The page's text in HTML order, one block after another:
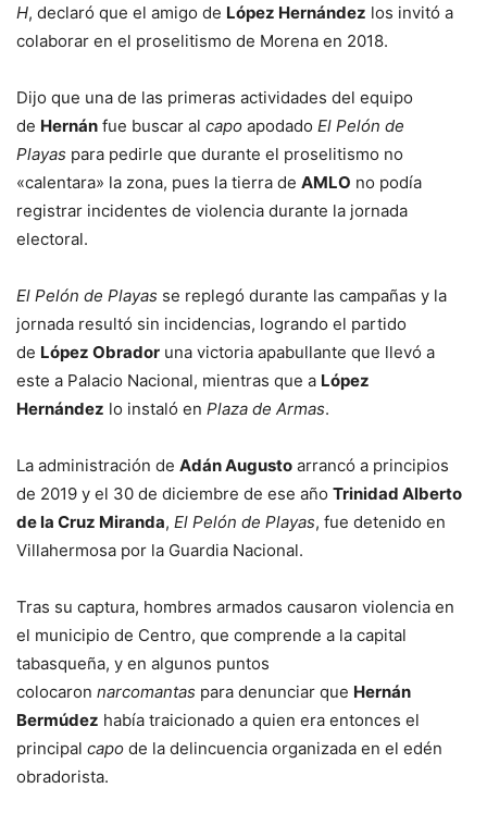
H, declaró que el amigo de López Hernández los invitó a
colaborar en el proselitismo de Morena en 2018.
Dijo que una de las primeras actividades del equipo
de Hernán fue buscar al capo apodado El Pelón de
Playas para pedirle que durante el proselitismo no
«calentara» la zona, pues la tierra de AMLO no podía
registrar incidentes de violencia durante la jornada
electoral.
El Pelón de Playas se replegó durante las campañas y la
jornada resultó sin incidencias, logrando el partido
de López Obrador una victoria apabullante que llevó a
este a Palacio Nacional, mientras que a López
Hernández lo instaló en Plaza de Armas.
La administración de Adán Augusto arrancó a principios
de 2019 y el 30 de diciembre de ese año Trinidad Alberto
de la Cruz Miranda, El Pelón de Playas, fue detenido en
Villahermosa por la Guardia Nacional.
Tras su captura, hombres armados causaron violencia en
el municipio de Centro, que comprende a la capital
tabasqueña, y en algunos puntos
colocaron narcomantas para denunciar que Hernán
Bermúdez había traicionado a quien era entonces el
principal capo de la delincuencia organizada en el edén
obradorista.